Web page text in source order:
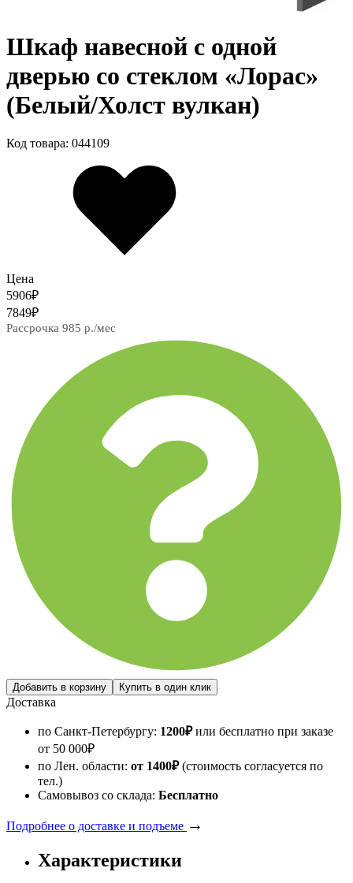
Шкаф навесной c одной
дверью со стеклом «Лорас»
(Белый/Холст вулкан)
Код товара: 044109
Цена
5906₽
7849₽
Рассрочка 985 р./мес
Доставка
по Санкт-Петербургу: 1200₽или бесплатно при заказе
от 50 000₽
по Лен. области: от 1400₽(стоимость согласуется по
тел.)
Самовывоз со склада: Бесплатно
Подробнее о доставке и подъеме →
Характеристики